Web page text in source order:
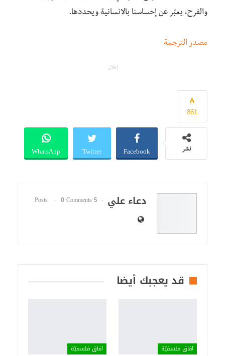
والفرح، يعبّر عن إحساسنا بالانسانية ويحددها.
مصدر الترجمة
إعلان
861
نشر Facebook
Twitter
WhatsApp
دعاء علي 5 Posts
0 Comments
قد يعجبك أيضا
آفاق فلسفيّة‎ آفاق فلسفيّة‎